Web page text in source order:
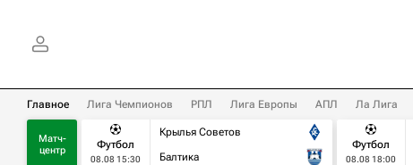
Главное Лига Чемпионов РПЛ Лига Европы АПЛ Ла Лига
Матч-
центр
Футбол
08.08 15:30
Крылья Советов
Балтика
Футбол
08.08 18:00